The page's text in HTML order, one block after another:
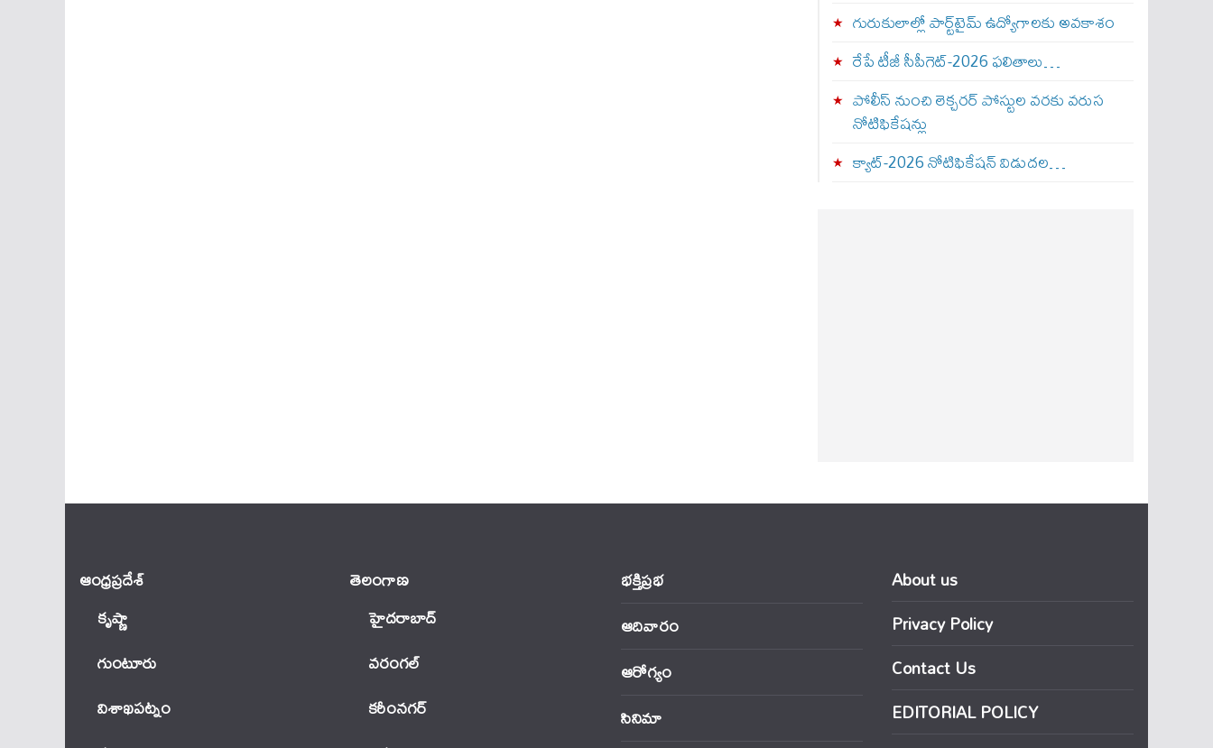
గురుకులాల్లో పార్ట్‌టైమ్ ఉద్యోగాలకు అవకాశం
రేపే టీజీ సీపీగెట్‌-2026 ఫలితాలు…
పోలీస్ నుంచి లెక్చరర్ పోస్టుల వరకు వరుస
నోటిఫికేషన్లు
క్యాట్-2026 నోటిఫికేషన్ విడుదల…
ఆంధ్ర‌ప్ర‌దేశ్
కృష్ణా
గుంటూరు
విశాఖపట్నం
తెలంగాణ‌
హైదరాబాద్
వ‌రంగ‌ల్
కరీంనగర్
భక్తిప్రభ
ఆదివారం
ఆరోగ్యం
సినిమా
About us
Privacy Policy
Contact Us
EDITORIAL POLICY